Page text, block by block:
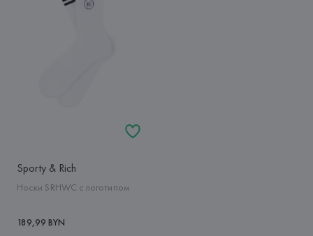
Sporty & Rich
Носки SRHWC с логотипом
189,99 BYN